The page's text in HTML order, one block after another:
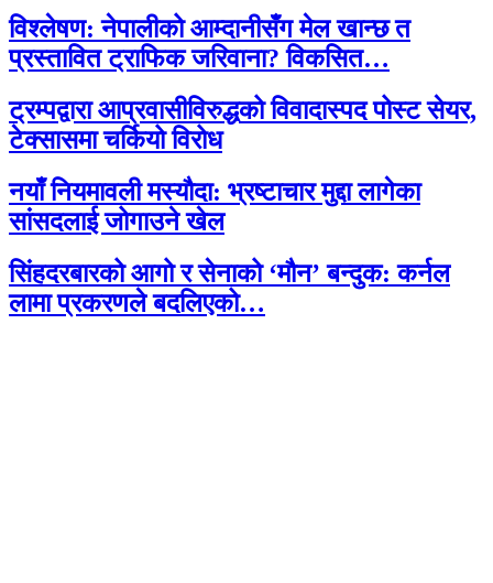
विश्लेषण: नेपालीको आम्दानीसँग मेल खान्छ त
प्रस्तावित ट्राफिक जरिवाना? विकसित…
ट्रम्पद्वारा आप्रवासीविरुद्धको विवादास्पद पोस्ट सेयर,
टेक्सासमा चर्कियो विरोध
नयाँ नियमावली मस्यौदा: भ्रष्टाचार मुद्दा लागेका
सांसदलाई जोगाउने खेल
सिंहदरबारको आगो र सेनाको ‘मौन’ बन्दुक: कर्नल
लामा प्रकरणले बदलिएको…